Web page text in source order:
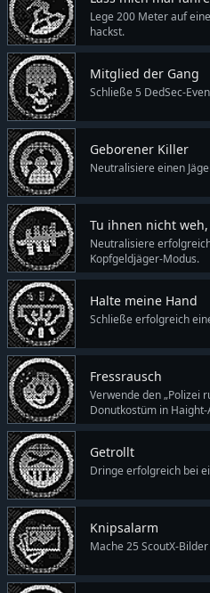
Lege 200 Meter auf
hackst.
Mitglied der Gang
Schließe 5 DedSec-
Geborener Killer
Neutralisiere einen
Tu ihnen nicht
Neutralisiere
Kopfgeldjäger-Modus.
Halte meine Hand
Schließe erfolgreich
Fressrausch
Verwende den „Polizei
Donutkostüm in Haight-
Getrollt
Dringe erfolgreich bei
Knipsalarm
Mache 25 ScoutX-